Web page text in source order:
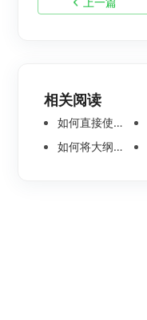
相关阅读
如何直接使用语音输入节点内容呢
如何将大纲文件分页导出？